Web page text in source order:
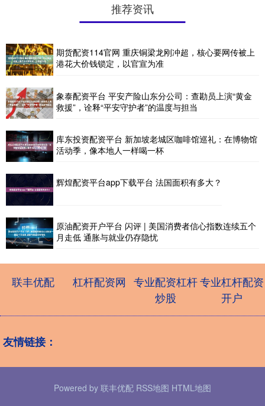
推荐资讯
期货配资114官网 重庆铜梁龙刚冲超，核心要网传被上
港花大价钱锁定，以官宣为准
象泰配资平台 平安产险山东分公司：查勘员上演“黄金
救援”，诠释“平安守护者”的温度与担当
库东投资配资平台 新加坡老城区咖啡馆巡礼：在博物馆
活动季，像本地人一样喝一杯
辉煌配资平台app下载平台 法国面积有多大？
原油配资开户平台 闪评 | 美国消费者信心指数连续五个
月走低 通胀与就业仍存隐忧
联丰优配 杠杆配资网 专业配资杠杆
炒股
专业杠杆配资
开户
友情链接：
Powered by 联丰优配 RSS地图 HTML地图